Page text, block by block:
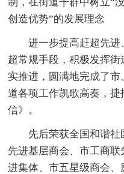
创造优势”的发展理念
进一步提高赶超先
超常规手段，积极发挥
实推进，圆满地完成了
道各项工作凯歌高奏，
信》。
先后荣获全国和谐
先进基层商会、市工商
进集体、市五星级商会